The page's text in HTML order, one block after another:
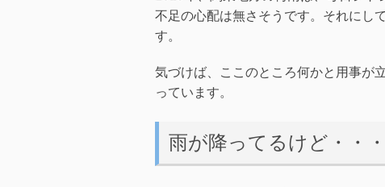
不足の心配は無さそうです。それにし
す。
気づけば、ここのところ何かと用事が
っています。
雨が降ってるけど・・・